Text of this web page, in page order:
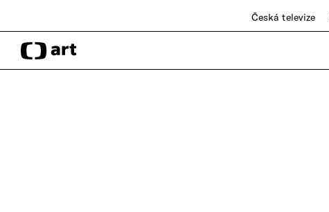
Česká televize